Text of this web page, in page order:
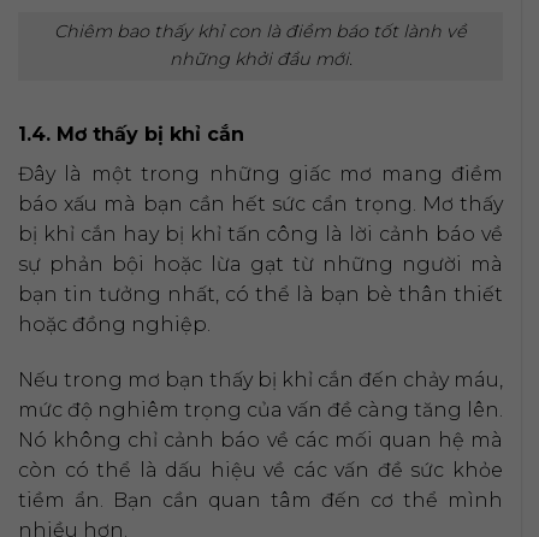
Chiêm bao thấy khỉ con là điềm báo tốt lành về
những khởi đầu mới.
1.4. Mơ thấy bị khỉ cắn
Đây là một trong những giấc mơ mang điềm
báo xấu mà bạn cần hết sức cẩn trọng. Mơ thấy
bị khỉ cắn hay bị khỉ tấn công là lời cảnh báo về
sự phản bội hoặc lừa gạt từ những người mà
bạn tin tưởng nhất, có thể là bạn bè thân thiết
hoặc đồng nghiệp.
Nếu trong mơ bạn thấy bị khỉ cắn đến chảy máu,
mức độ nghiêm trọng của vấn đề càng tăng lên.
Nó không chỉ cảnh báo về các mối quan hệ mà
còn có thể là dấu hiệu về các vấn đề sức khỏe
tiềm ẩn. Bạn cần quan tâm đến cơ thể mình
nhiều hơn.